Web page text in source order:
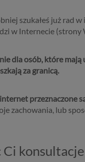
szukałeś już rad
w Internecie
dla osób, które
za granicą.
przeznaczone
zachowania, lub